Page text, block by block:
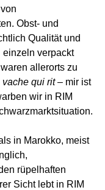
Obst- und
Qualität und
einzeln verpackt
waren allerorts zu
vache qui rit– mir ist
arben wir in RIM
in Marokko, meist
rüpelhaften
Sicht lebt in RIM